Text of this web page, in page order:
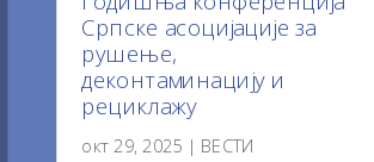
Српске асоцијације за
рушење,
деконтаминацију и
рециклажу
окт 29, 2025 | ВЕСТИ